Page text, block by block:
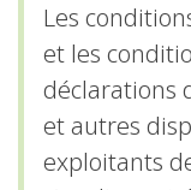
Les
et les
déclarations
et autres
exploitants